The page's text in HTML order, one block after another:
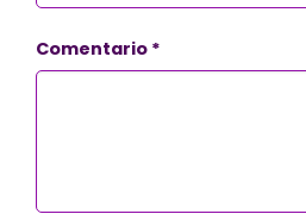
Comentario *